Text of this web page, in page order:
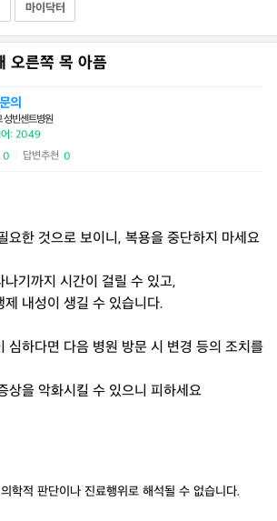
마이닥터
오른쪽 목 아픔
의
성빈센트병원
어: 2049
0 답변추천 0
요한 것으로 보이니, 복용을 중단하지 마세요
기까지 시간이 걸릴 수 있고,
제 내성이 생길 수 있습니다.
심하다면 다음 병원 방문 시 변경 등의 조치를
상을 악화시킬 수 있으니 피하세요
학적 판단이나 진료행위로 해석될 수 없습니다.